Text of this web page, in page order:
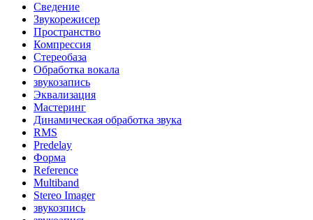
Сведение
Звукорежисер
Пространство
Компрессия
Стереобаза
Обработка вокала
звукозапись
Эквализация
Мастеринг
Динамическая обработка звука
RMS
Predelay
Форма
Reference
Multiband
Stereo Imager
звукозпись